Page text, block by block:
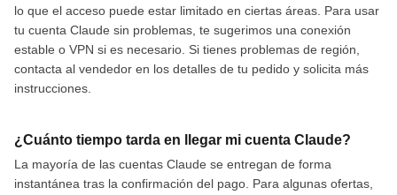
lo que el acceso puede estar limitado en ciertas áreas. Para usar
tu cuenta Claude sin problemas, te sugerimos una conexión
estable o VPN si es necesario. Si tienes problemas de región,
contacta al vendedor en los detalles de tu pedido y solicita más
instrucciones.
¿Cuánto tiempo tarda en llegar mi cuenta Claude?
La mayoría de las cuentas Claude se entregan de forma
instantánea tras la confirmación del pago. Para algunas ofertas,